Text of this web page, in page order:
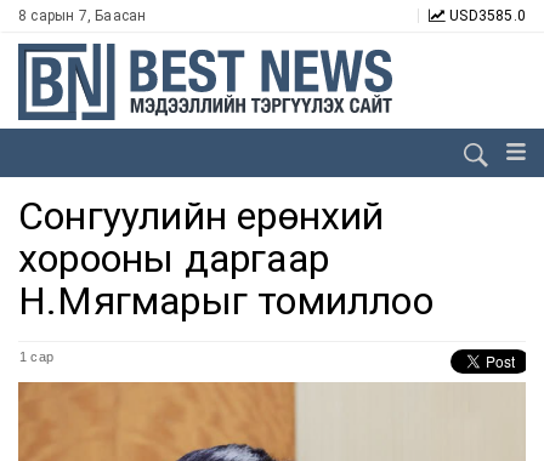
8 сарын 7, Баасан USD3585.0
Сонгуулийн ерөнхий
хорооны даргаар
Н.Мягмарыг томиллоо
1 сар